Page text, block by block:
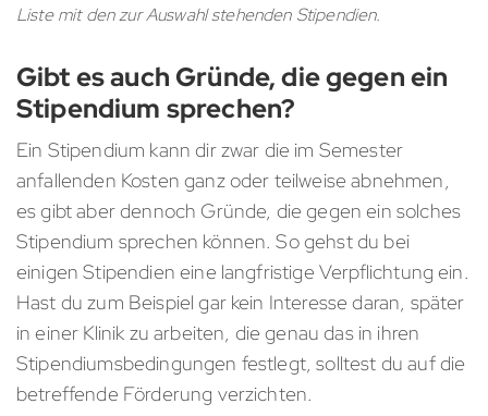
Liste mit den zur Auswahl stehenden Stipendien.
Gibt es auch Gründe, die gegen ein
Stipendium sprechen?
Ein Stipendium kann dir zwar die im Semester
anfallenden Kosten ganz oder teilweise abnehmen,
es gibt aber dennoch Gründe, die gegen ein solches
Stipendium sprechen können. So gehst du bei
einigen Stipendien eine langfristige Verpflichtung ein.
Hast du zum Beispiel gar kein Interesse daran, später
in einer Klinik zu arbeiten, die genau das in ihren
Stipendiumsbedingungen festlegt, solltest du auf die
betreffende Förderung verzichten.